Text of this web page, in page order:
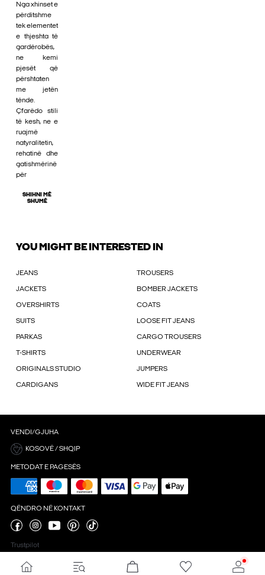
Nga xhinset e
përditshme
tek elementet
e thjeshta të
gardërobës,
ne kemi
pjesët që
përshtaten
me jetën
tënde.
Çfarëdo stili
të kesh, ne e
ruajmë
natyralitetin,
rehatinë dhe
gatishmërinë
për
SHIHNI MË
SHUMË
YOU MIGHT BE INTERESTED IN
JEANS TROUSERS
JACKETS BOMBER JACKETS
OVERSHIRTS COATS
SUITS LOOSE FIT JEANS
PARKAS CARGO TROUSERS
T-SHIRTS UNDERWEAR
ORIGINALS STUDIO JUMPERS
CARDIGANS WIDE FIT JEANS
VENDI/GJUHA
KOSOVË / SHQIP
METODAT E PAGESËS
QËNDRO NË KONTAKT
Trustpilot